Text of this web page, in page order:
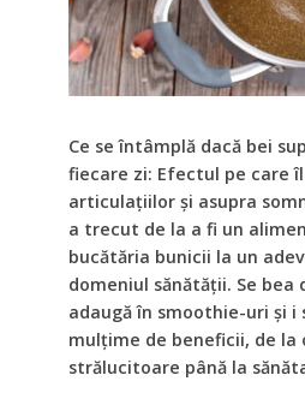
Ce se întâmplă dacă bei
fiecare zi: Efectul pe care
articulațiilor și asupra
a trecut de la a fi un
bucătăria bunicii la un
domeniul sănătății. Se bea
adaugă în smoothie-uri și i
mulțime de beneficii, de la
strălucitoare până la